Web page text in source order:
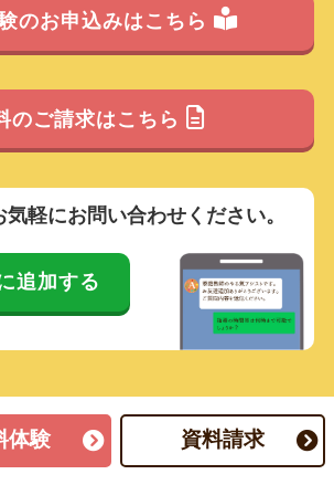
のお申込みはこちら
のご請求はこちら
軽にお問い合わせください。
追加する
体験 資料請求